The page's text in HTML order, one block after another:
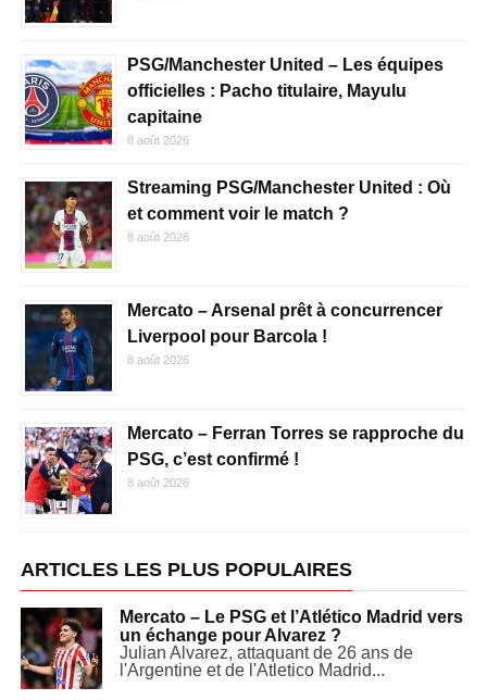
PSG/Manchester United – Les équipes
officielles : Pacho titulaire, Mayulu
capitaine
8 août 2026
Streaming PSG/Manchester United : Où
et comment voir le match ?
8 août 2026
Mercato – Arsenal prêt à concurrencer
Liverpool pour Barcola !
8 août 2026
Mercato – Ferran Torres se rapproche du
PSG, c’est confirmé !
8 août 2026
ARTICLES LES PLUS POPULAIRES
Mercato – Le PSG et l’Atlético Madrid vers
un échange pour Alvarez ?
Julian Alvarez, attaquant de 26 ans de
l'Argentine et de l'Atletico Madrid...